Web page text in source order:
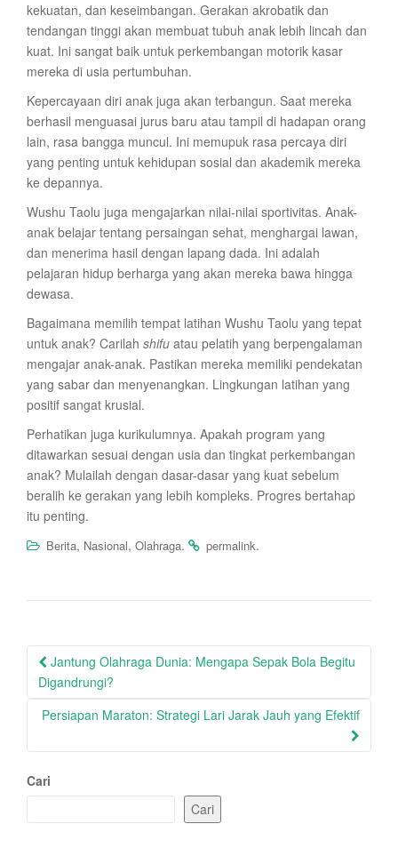
kekuatan, dan keseimbangan. Gerakan akrobatik dan
tendangan tinggi akan membuat tubuh anak lebih lincah dan
kuat. Ini sangat baik untuk perkembangan motorik kasar
mereka di usia pertumbuhan.
Kepercayaan diri anak juga akan terbangun. Saat mereka
berhasil menguasai jurus baru atau tampil di hadapan orang
lain, rasa bangga muncul. Ini memupuk rasa percaya diri
yang penting untuk kehidupan sosial dan akademik mereka
ke depannya.
Wushu Taolu juga mengajarkan nilai-nilai sportivitas. Anak-
anak belajar tentang persaingan sehat, menghargai lawan,
dan menerima hasil dengan lapang dada. Ini adalah
pelajaran hidup berharga yang akan mereka bawa hingga
dewasa.
Bagaimana memilih tempat latihan Wushu Taolu yang tepat
untuk anak? Carilah shifu atau pelatih yang berpengalaman
mengajar anak-anak. Pastikan mereka memiliki pendekatan
yang sabar dan menyenangkan. Lingkungan latihan yang
positif sangat krusial.
Perhatikan juga kurikulumnya. Apakah program yang
ditawarkan sesuai dengan usia dan tingkat perkembangan
anak? Mulailah dengan dasar-dasar yang kuat sebelum
beralih ke gerakan yang lebih kompleks. Progres bertahap
itu penting.
Berita, Nasional, Olahraga. permalink.
Post
navigation
Jantung Olahraga Dunia: Mengapa Sepak Bola Begitu
Digandrungi?
Persiapan Maraton: Strategi Lari Jarak Jauh yang Efektif
Cari
Cari